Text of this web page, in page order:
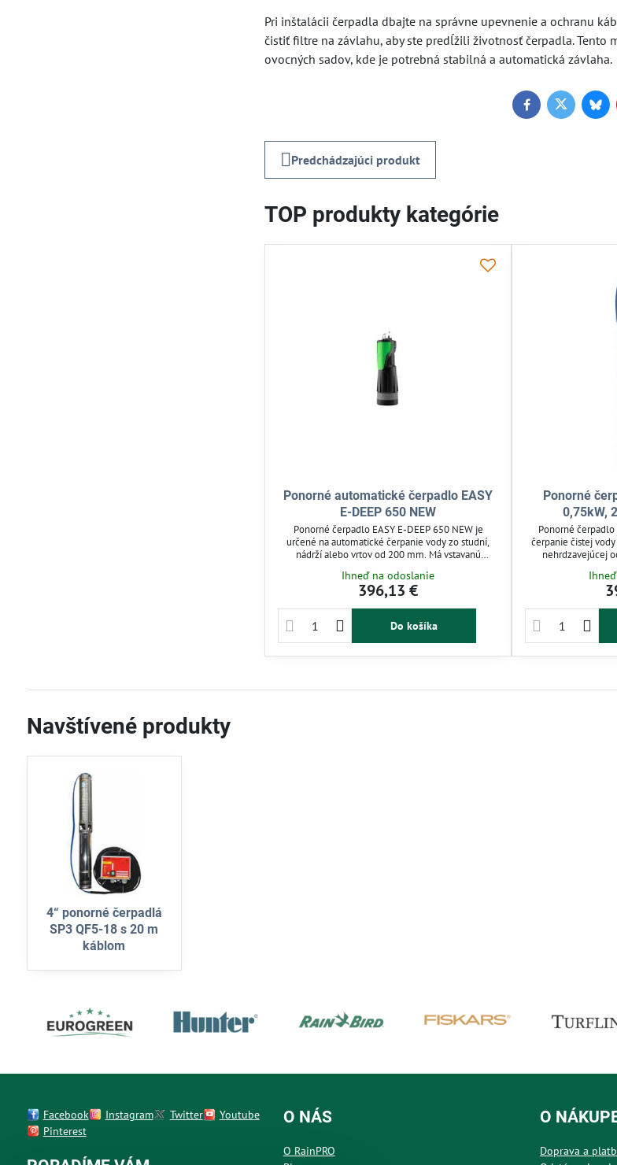
Pri inštalácii čerpadla dbajte na správne upevnenie a ochranu
čistiť filtre na závlahu, aby ste predĺžili životnosť čerpadla.
ovocných sadov, kde je potrebná stabilná a automatická závlaha.
FacebookTwitter
Predchádzajúci produkt
TOP produkty kategórie
Ponorné automatické čerpadlo EASY
E-DEEP 650 NEW
Ponorné čerpadlo EASY E-DEEP 650 NEW je
určené na automatické čerpanie vody zo studní,
nádrží alebo vrtov od 200 mm. Má vstavanú
zabezpečuje konštantný tlak a spoľahlivú
prevádzku. Vhodné pre závlahu, domáce vodárne a
držadlo uľahčujú používanie.
Ihneď na odoslanie
396,13 €
Do košíka
Ponorné
0,75kW,
Ponorné
čerpanie čistej
nehrdzavejúcej
pre závlahy,
použitie. Efektívne
Navštívené produkty
4“ ponorné čerpadlá
SP3 QF5-18 s 20 m
káblom
Facebook Instagram Twitter
Youtube
Pinterest
O NÁS
O RainPRO
O
Doprava a